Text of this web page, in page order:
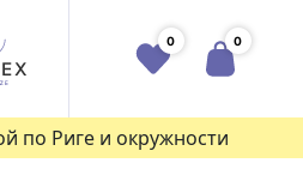
0 0
по Риге и окружности